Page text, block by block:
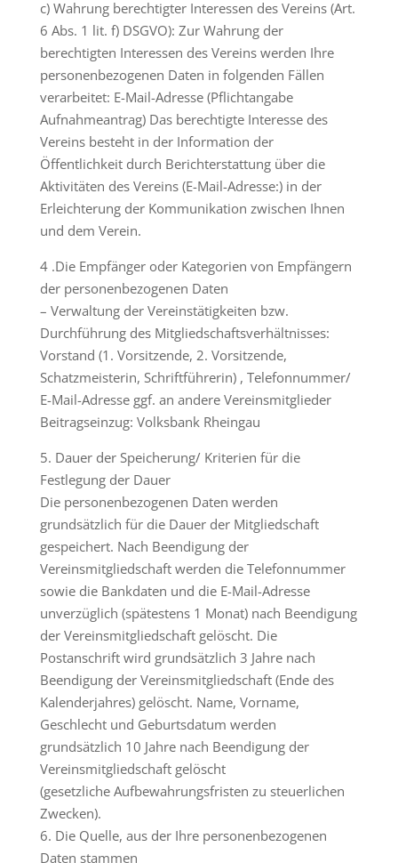
c) Wahrung berechtigter Interessen des Vereins (Art.
6 Abs. 1 lit. f) DSGVO): Zur Wahrung der
berechtigten Interessen des Vereins werden Ihre
personenbezogenen Daten in folgenden Fällen
verarbeitet: E-Mail-Adresse (Pflichtangabe
Aufnahmeantrag) Das berechtigte Interesse des
Vereins besteht in der Information der
Öffentlichkeit durch Berichterstattung über die
Aktivitäten des Vereins (E-Mail-Adresse:) in der
Erleichterung der Kommunikation zwischen Ihnen
und dem Verein.
4 .Die Empfänger oder Kategorien von Empfängern
der personenbezogenen Daten
– Verwaltung der Vereinstätigkeiten bzw.
Durchführung des Mitgliedschaftsverhältnisses:
Vorstand (1. Vorsitzende, 2. Vorsitzende,
Schatzmeisterin, Schriftführerin) , Telefonnummer/
E-Mail-Adresse ggf. an andere Vereinsmitglieder
Beitragseinzug: Volksbank Rheingau
5. Dauer der Speicherung/ Kriterien für die
Festlegung der Dauer
Die personenbezogenen Daten werden
grundsätzlich für die Dauer der Mitgliedschaft
gespeichert. Nach Beendigung der
Vereinsmitgliedschaft werden die Telefonnummer
sowie die Bankdaten und die E-Mail-Adresse
unverzüglich (spätestens 1 Monat) nach Beendigung
der Vereinsmitgliedschaft gelöscht. Die
Postanschrift wird grundsätzlich 3 Jahre nach
Beendigung der Vereinsmitgliedschaft (Ende des
Kalenderjahres) gelöscht. Name, Vorname,
Geschlecht und Geburtsdatum werden
grundsätzlich 10 Jahre nach Beendigung der
Vereinsmitgliedschaft gelöscht
(gesetzliche Aufbewahrungsfristen zu steuerlichen
Zwecken).
6. Die Quelle, aus der Ihre personenbezogenen
Daten stammen